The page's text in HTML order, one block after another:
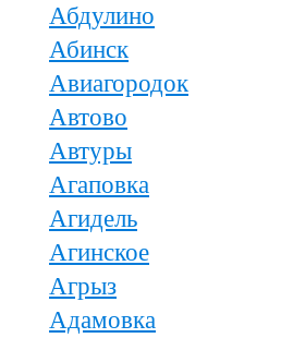
Абдулино
Абинск
Авиагородок
Автово
Автуры
Агаповка
Агидель
Агинское
Агрыз
Адамовка